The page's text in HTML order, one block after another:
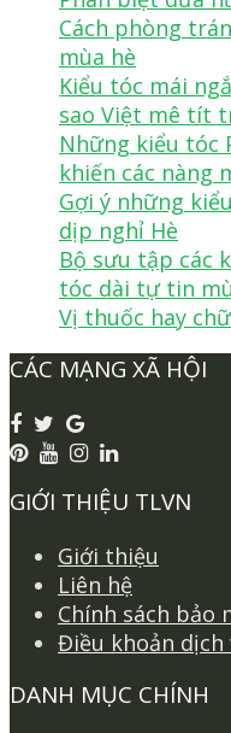
Cách phòng
mùa hè
Kiểu tóc mái
sao Việt mê tít
Những kiểu tóc
khiến các nàng
Gợi ý những
dịp nghỉ Hè
Bộ sưu tập các
tóc dài tự tin
Vị thuốc hay
CÁC MẠNG XÃ HỘI
GIỚI THIỆU TLVN
Giới thiệu
Liên hệ
Chính sách bảo
Điều khoản dịch
DANH MỤC CHÍNH